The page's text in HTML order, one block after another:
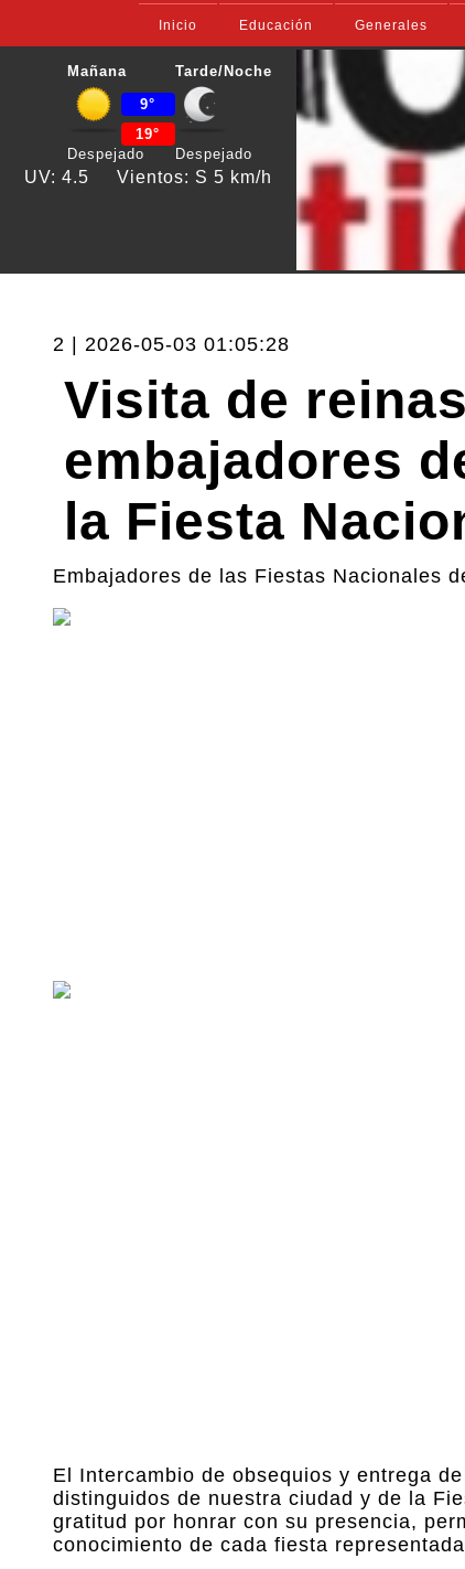
Inicio Educación Generales
Mañana
Despejado
9°
19°
Tarde/Noche
Despejado
UV: 4.5 Vientos: S 5 km/h
2 | 2026-05-03 01:05:28
Visita de
embajadores
la Fiesta
Embajadores de las Fiestas Nacionales
El Intercambio de obsequios y entrega
distinguidos de nuestra ciudad y de la
gratitud por honrar con su presencia,
conocimiento de cada fiesta